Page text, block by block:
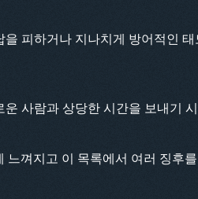
피하거나 지나치게 방어적인
사람과 상당한 시간을 보내기
껴지고 이 목록에서 여러 징후